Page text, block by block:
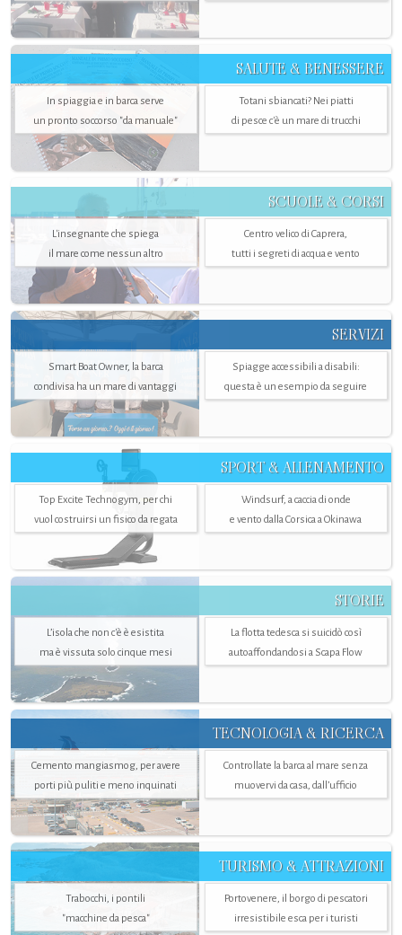
SALUTE & BENESSERE
In spiaggia e in barca serve
un pronto soccorso "da manuale"
Totani sbiancati? Nei piatti
di pesce c'è un mare di trucchi
SCUOLE & CORSI
L'insegnante che spiega
il mare come nessun altro
Centro velico di Caprera,
tutti i segreti di acqua e vento
SERVIZI
Smart Boat Owner, la barca
condivisa ha un mare di vantaggi
Spiagge accessibili a disabili:
questa è un esempio da seguire
SPORT & ALLENAMENTO
Top Excite Technogym, per chi
vuol costruirsi un fisico da regata
Windsurf, a caccia di onde
e vento dalla Corsica a Okinawa
STORIE
L’isola che non c'è è esistita
ma è vissuta solo cinque mesi
La flotta tedesca si suicidò così
autoaffondandosi a Scapa Flow
TECNOLOGIA & RICERCA
Cemento mangiasmog, per avere
porti più puliti e meno inquinati
Controllate la barca al mare senza
muovervi da casa, dall’ufficio
TURISMO & ATTRAZIONI
Trabocchi, i pontili
"macchine da pesca"
Portovenere, il borgo di pescatori
irresistibile esca per i turisti